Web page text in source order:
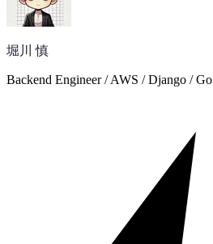
堀川 慎
Backend Engineer / AWS / Django / Go